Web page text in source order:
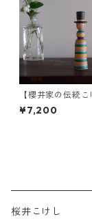
【櫻井家の伝統
ト帽a-6
¥7,200
桜井こけし